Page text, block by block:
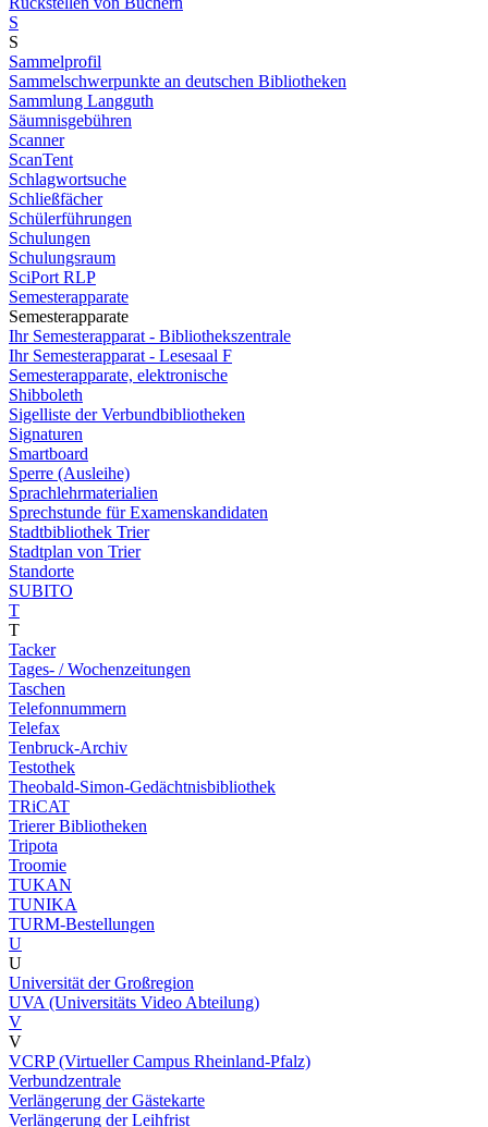
S
S
Sammelprofil
Sammelschwerpunkte an deutschen Bibliotheken
Sammlung Langguth
Säumnisgebühren
Scanner
ScanTent
Schlagwortsuche
Schließfächer
Schülerführungen
Schulungen
Schulungsraum
SciPort RLP
Semesterapparate
Semesterapparate
Ihr Semesterapparat - Bibliothekszentrale
Ihr Semesterapparat - Lesesaal F
Semesterapparate, elektronische
Shibboleth
Sigelliste der Verbundbibliotheken
Signaturen
Smartboard
Sperre (Ausleihe)
Sprachlehrmaterialien
Sprechstunde für Examenskandidaten
Stadtbibliothek Trier
Stadtplan von Trier
Standorte
SUBITO
T
T
Tacker
Tages- / Wochenzeitungen
Taschen
Telefonnummern
Telefax
Tenbruck-Archiv
Testothek
Theobald-Simon-Gedächtnisbibliothek
TRiCAT
Trierer Bibliotheken
Tripota
Troomie
TUKAN
TUNIKA
TURM-Bestellungen
U
U
Universität der Großregion
UVA (Universitäts Video Abteilung)
V
V
VCRP (Virtueller Campus Rheinland-Pfalz)
Verbundzentrale
Verlängerung der Gästekarte
Verlängerung der Leihfrist